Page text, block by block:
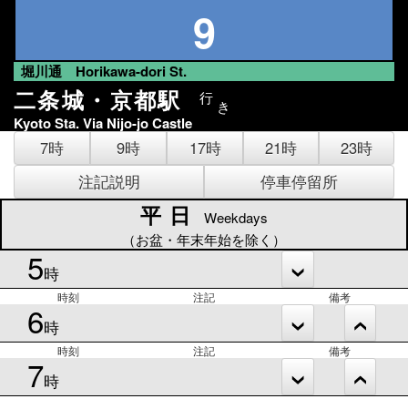
9
堀川通 Horikawa-dori St.
二条城・京都駅 行 き
Kyoto Sta. Via Nijo-jo Castle
7時 9時 17時 21時
23時
注記説明
停車停留所
平日
Weekdays
（お盆・年末年始を除く）
5時
時刻 注記 備考
6時
時刻 注記 備考
7時